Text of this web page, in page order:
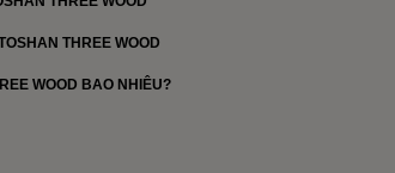
THREE WOOD
WOOD BAO NHIÊU?